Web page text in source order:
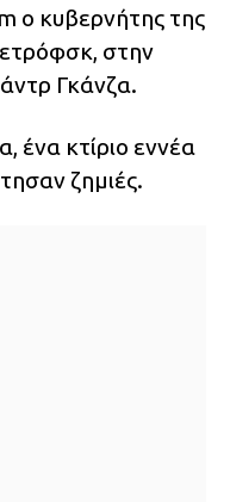
ο κυβερνήτης της
στην
Γκάνζα.
ένα κτίριο εννέα
ζημιές.